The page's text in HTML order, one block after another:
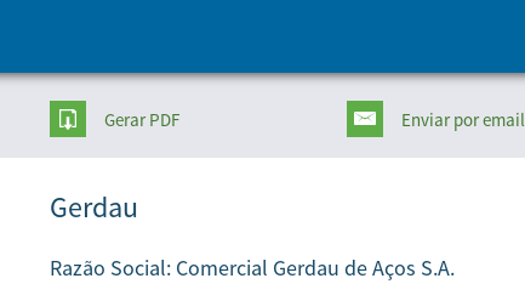
Gerar PDF Enviarpor email
Gerdau
Razão Social: Comercial Gerdau de Aços S.A.